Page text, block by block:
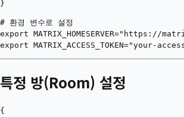
# 환경 변수로 설정
export MATRIX_HOMESERVER="https://
특정 방(Room) 설정
{